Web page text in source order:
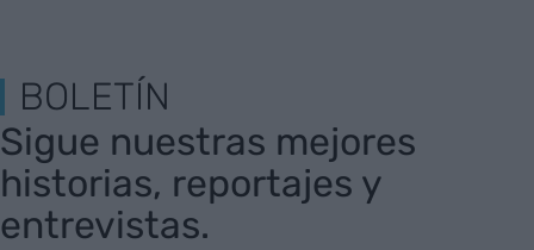
BOLETÍN
Sigue nuestras mejores
historias, reportajes y
entrevistas.